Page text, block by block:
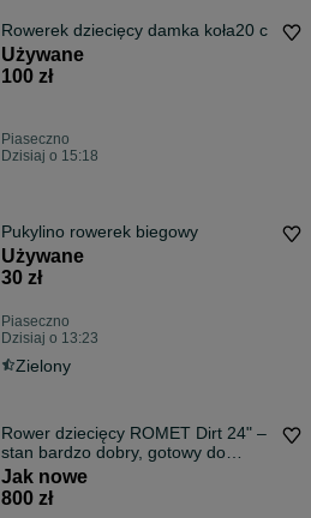
Rowerek dziecięcy damka koła20 c
Używane
100 zł
Piaseczno
Dzisiaj o 15:18
Pukylino rowerek biegowy
Używane
30 zł
Piaseczno
Dzisiaj o 13:23
Zielony
Rower dziecięcy ROMET Dirt 24" –
stan bardzo dobry, gotowy do
jazdy!
Jak nowe
800 zł